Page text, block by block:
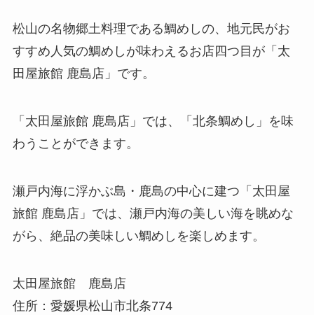
松山の名物郷土料理である鯛めしの、地元民がお
すすめ人気の鯛めしが味わえるお店四つ目が「太
田屋旅館 鹿島店」です。
「太田屋旅館 鹿島店」では、「北条鯛めし」を味
わうことができます。
瀬戸内海に浮かぶ島・鹿島の中心に建つ「太田屋
旅館 鹿島店」では、瀬戸内海の美しい海を眺めな
がら、絶品の美味しい鯛めしを楽しめます。
太田屋旅館 鹿島店
住所：愛媛県松山市北条774